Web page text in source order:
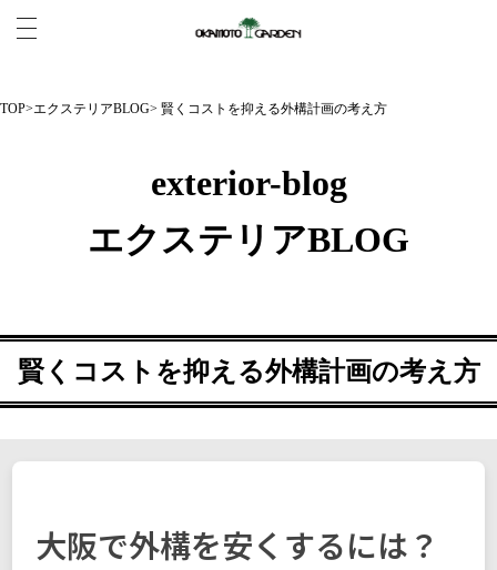
TOP>エクステリアBLOG> 賢くコストを抑える外構計画の考え方
exterior-blog
エクステリアBLOG
賢くコストを抑える外構計画の考え方
大阪で外構を安くするには？